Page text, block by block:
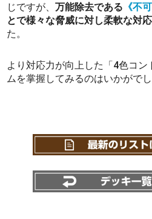
じですが、万能除去である 《不
とで様々な脅威に対し柔軟な対
た。
より対応力が向上した「4色コ
ムを掌握してみるのはいかがで